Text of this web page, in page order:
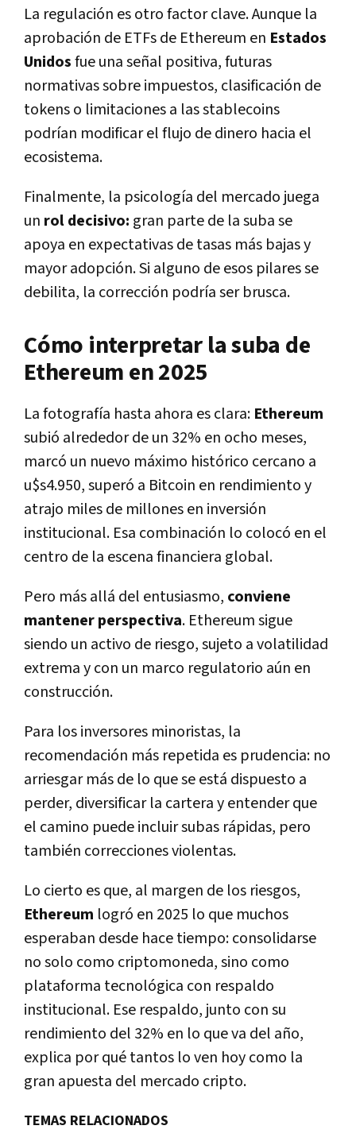
La regulación es otro factor clave. Aunque la
aprobación de ETFs de Ethereum en Estados
Unidosfue una señal positiva, futuras
normativas sobre impuestos, clasificación de
tokens o limitaciones a las stablecoins
podrían modificar el flujo de dinero hacia el
ecosistema.
Finalmente, la psicología del mercado juega
un rol decisivo: gran parte de la suba se
apoya en expectativas de tasas más bajas y
mayor adopción. Si alguno de esos pilares se
debilita, la corrección podría ser brusca.
Cómo interpretar la suba de
Ethereum en 2025
La fotografía hasta ahora es clara: Ethereum
subió alrededor de un 32% en ocho meses,
marcó un nuevo máximo histórico cercano a
u$s4.950, superó a Bitcoin en rendimiento y
atrajo miles de millones en inversión
institucional. Esa combinación lo colocó en el
centro de la escena financiera global.
Pero más allá del entusiasmo, conviene
mantener perspectiva. Ethereum sigue
siendo un activo de riesgo, sujeto a volatilidad
extrema y con un marco regulatorio aún en
construcción.
Para los inversores minoristas, la
recomendación más repetida es prudencia: no
arriesgar más de lo que se está dispuesto a
perder, diversificar la cartera y entender que
el camino puede incluir subas rápidas, pero
también correcciones violentas.
Lo cierto es que, al margen de los riesgos,
Ethereum logró en 2025 lo que muchos
esperaban desde hace tiempo: consolidarse
no solo como criptomoneda, sino como
plataforma tecnológica con respaldo
institucional. Ese respaldo, junto con su
rendimiento del 32% en lo que va del año,
explica por qué tantos lo ven hoy como la
gran apuesta del mercado cripto.
TEMAS RELACIONADOS